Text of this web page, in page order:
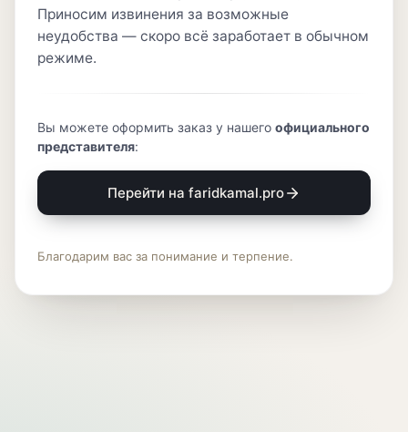
Приносим извинения за возможные
неудобства — скоро всё заработает в обычном
режиме.
Вы можете оформить заказ у нашего официального
представителя:
Перейти на faridkamal.pro
Благодарим вас за понимание и терпение.